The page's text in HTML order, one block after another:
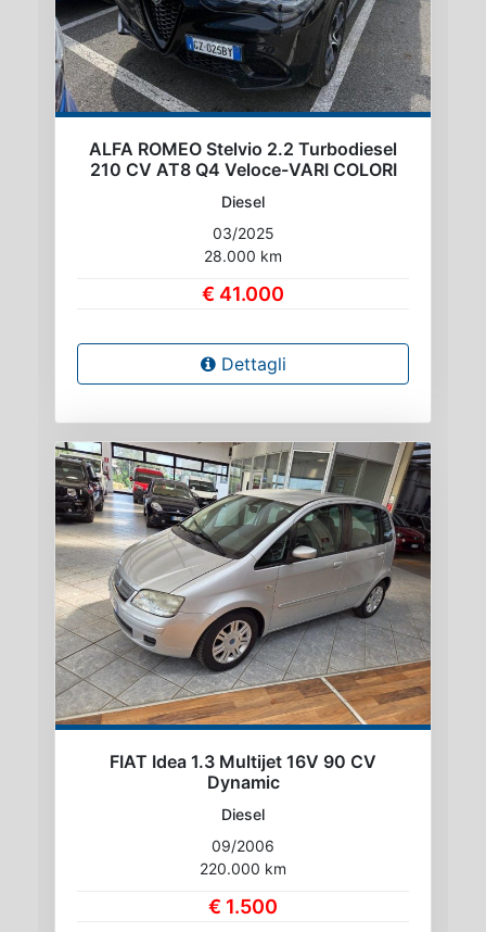
ALFA ROMEO Stelvio 2.2 Turbodiesel
210 CV AT8 Q4 Veloce-VARI COLORI
Diesel
03/2025
28.000 km
€ 41.000
Dettagli
FIAT Idea 1.3 Multijet 16V 90 CV
Dynamic
Diesel
09/2006
220.000 km
€ 1.500